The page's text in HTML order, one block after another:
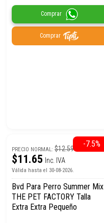
Comprar
Comprar
PRECIO NORMAL:$12.59
$11.65 Inc. IVA
Válida hasta el 30-08-2026.
Bvd Para Perro Summer Mix
THE PET FACTORY Talla
Extra Extra Pequeño
-7.5%